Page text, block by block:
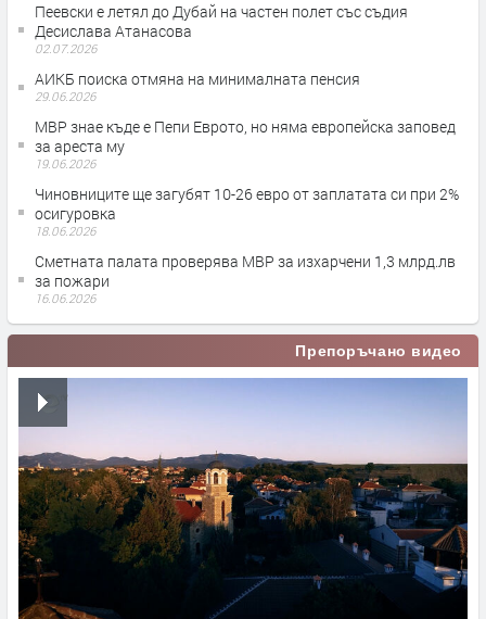
Пеевски е летял до Дубай на частен полет със съдия
Десислава Атанасова
02.07.2026
АИКБ поиска отмяна на минималната пенсия
29.06.2026
МВР знае къде е Пепи Еврото, но няма европейска заповед
за ареста му
19.06.2026
Чиновниците ще загубят 10-26 евро от заплатата си при 2%
осигуровка
18.06.2026
Сметната палата проверява МВР за изхарчени 1,3 млрд.лв
за пожари
16.06.2026
Препоръчано видео